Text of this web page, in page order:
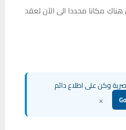
مكانا محددا الى الآن لعقد
وكن على اطلاع دائم
×